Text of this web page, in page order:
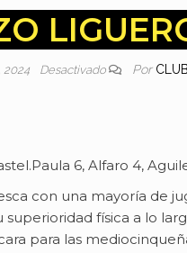
2024 Desactivado Por
6, Alfaro 4,
con una mayoría de
física a lo
para las